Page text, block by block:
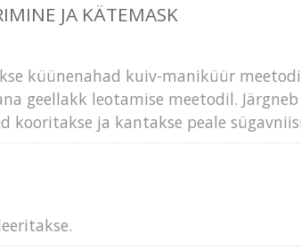
JA KÄTEMASK
küünenahad kuiv-maniküür
geellakk leotamise meetodil.
kooritakse ja kantakse peale